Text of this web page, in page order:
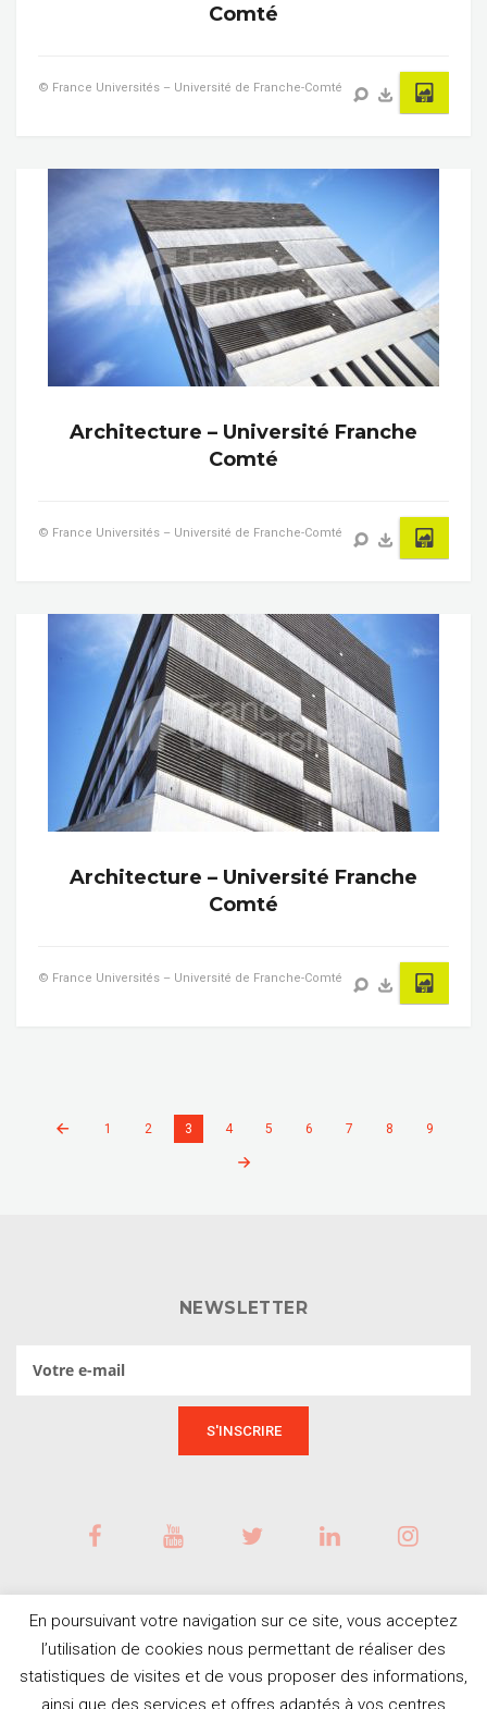
Comté
© France Universités – Université de Franche-Comté
Architecture – Université Franche
Comté
© France Universités – Université de Franche-Comté
Architecture – Université Franche
Comté
© France Universités – Université de Franche-Comté
1 2 3 4 5 6 7 8 9
NEWSLETTER
En poursuivant votre navigation sur ce site, vous acceptez
l’utilisation de cookies nous permettant de réaliser des
statistiques de visites et de vous proposer des informations,
ainsi que des services et offres adaptés à vos centres